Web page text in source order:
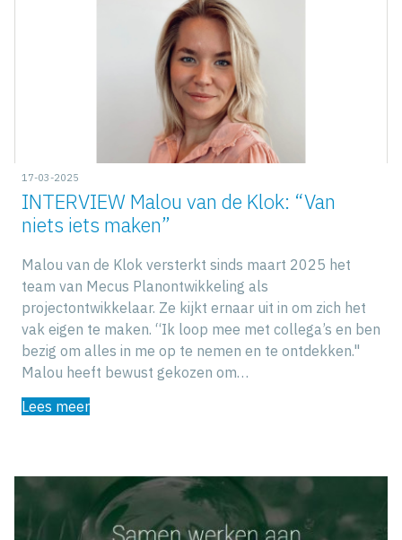
17-03-2025
INTERVIEW Malou van de Klok: “Van
niets iets maken”
Malou van de Klok versterkt sinds maart 2025 het
team van Mecus Planontwikkeling als
projectontwikkelaar. Ze kijkt ernaar uit in om zich het
vak eigen te maken. “Ik loop mee met collega’s en ben
bezig om alles in me op te nemen en te ontdekken."
Malou heeft bewust gekozen om…
Lees meer